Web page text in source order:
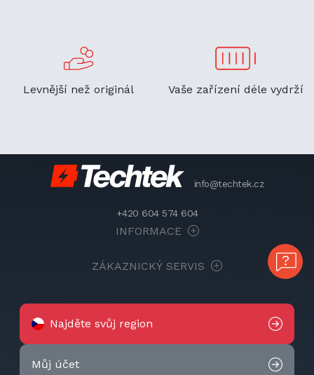
Levnější než originál Vaše zařízení déle vydrží
info@techtek.cz
+420 604 574 604
INFORMACE
ZÁKAZNICKÝ SERVIS
Najděte svůj region
Můj účet